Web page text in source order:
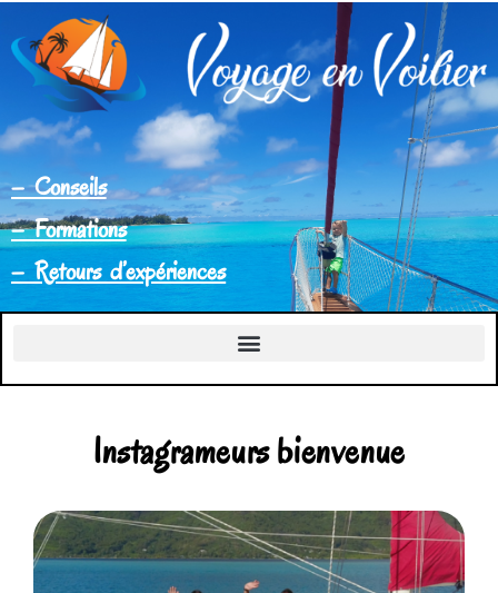
– Conseils
– Formations
– Retours d’expériences
Instagrameurs bienvenue